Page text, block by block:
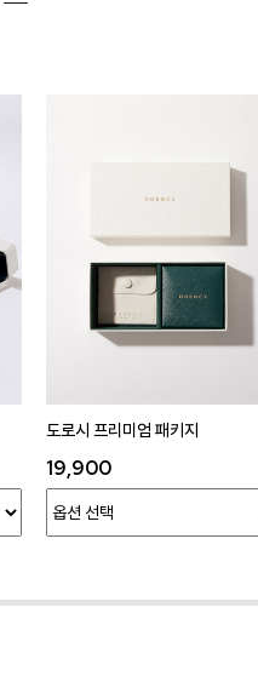
도로시 프리미엄 패키지
19,900